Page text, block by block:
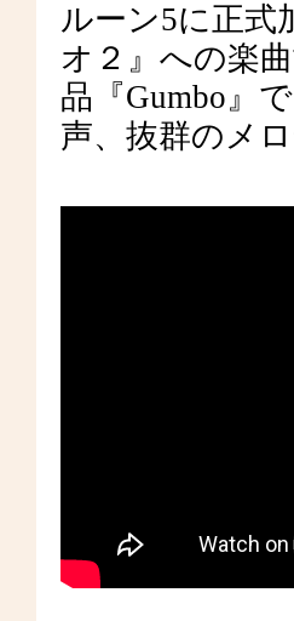
ルーン5に正式
オ２』への楽
品『Gumbo』
声、抜群のメ